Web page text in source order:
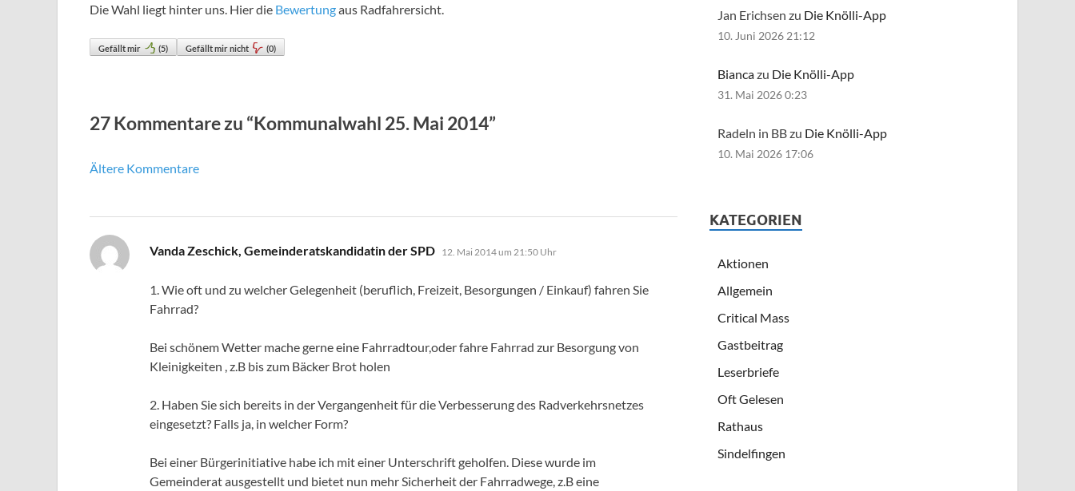
Die Wahl liegt hinter uns. Hier die Bewertungaus Radfahrersicht.
Gefällt mir (5) Gefällt mir nicht (0)
27 Kommentare zu “Kommunalwahl 25. Mai 2014”
Ältere Kommentare
Vanda Zeschick, Gemeinderatskandidatin der SPD sagt:
12. Mai 2014 um 21:50 Uhr
1. Wie oft und zu welcher Gelegenheit (beruflich, Freizeit, Besorgungen / Einkauf) fahren Sie
Fahrrad?
Bei schönem Wetter mache gerne eine Fahrradtour,oder fahre Fahrrad zur Besorgung von
Kleinigkeiten , z.B bis zum Bäcker Brot holen
2. Haben Sie sich bereits in der Vergangenheit für die Verbesserung des Radverkehrsnetzes
eingesetzt? Falls ja, in welcher Form?
Bei einer Bürgerinitiative habe ich mit einer Unterschrift geholfen. Diese wurde im
Gemeinderat ausgestellt und bietet nun mehr Sicherheit der Fahrradwege, z.B eine
Jan Erichsen zu Die Knölli-App
10. Juni 2026 21:12
Biancazu Die Knölli-App
31. Mai 2026 0:23
Radeln in BB zu Die Knölli-App
10. Mai 2026 17:06
KATEGORIEN
Aktionen
Allgemein
Critical Mass
Gastbeitrag
Leserbriefe
Oft Gelesen
Rathaus
Sindelfingen